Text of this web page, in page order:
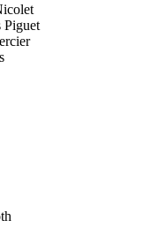
Piguet